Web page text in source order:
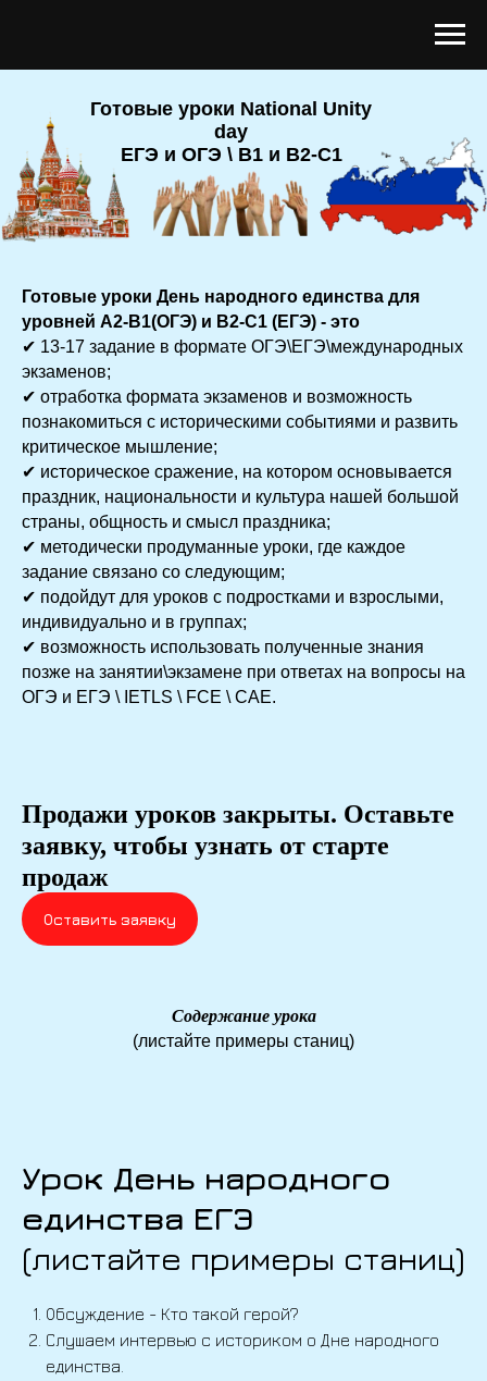
Готовые уроки National Unity
day
ЕГЭ и ОГЭ \ B1 и В2-С1
Готовые уроки День народного единства для
уровней А2-B1(ОГЭ) и B2-C1 (ЕГЭ) - это
✔ 13-17 задание в формате ОГЭ\ЕГЭ\международных
экзаменов;
✔ отработка формата экзаменов и возможность
познакомиться с историческими событиями и развить
критическое мышление;
✔ историческое сражение, на котором основывается
праздник, национальности и культура нашей большой
страны, общность и смысл праздника;
✔ методически продуманные уроки, где каждое
задание связано со следующим;
✔ подойдут для уроков с подростками и взрослыми,
индивидуально и в группах;
✔ возможность использовать полученные знания
позже на занятии\экзамене при ответах на вопросы на
ОГЭ и ЕГЭ \ IETLS \ FCE \ CAE.
Продажи уроков закрыты. Оставьте
заявку, чтобы узнать от старте
продаж
Оставить заявку
Содержание урока
(листайте примеры станиц)
Урок День народного
единства ЕГЭ
(листайте примеры станиц)
Обсуждение - Кто такой герой?
Слушаем интервью с историком о Дне народного
единства.